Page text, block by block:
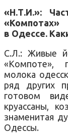
«Н.Т.И.»:
в Одессе.
С.Л.: Живые
«Компоте»,
молока
ряд других
готовом
круассаны,
знаменитая
Одессы.